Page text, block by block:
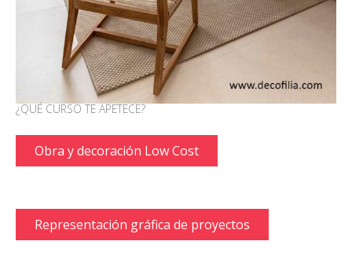
¿QUÉ CURSO TE APETECE?
Obra y decoración Low Cost
Representación gráfica de proyectos